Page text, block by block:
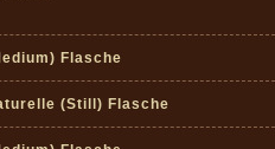
Flasche
(Still) Flasche